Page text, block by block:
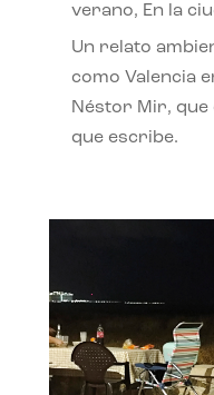
verano, En la
Un relato
como Valencia
Néstor Mir, que
que escribe.